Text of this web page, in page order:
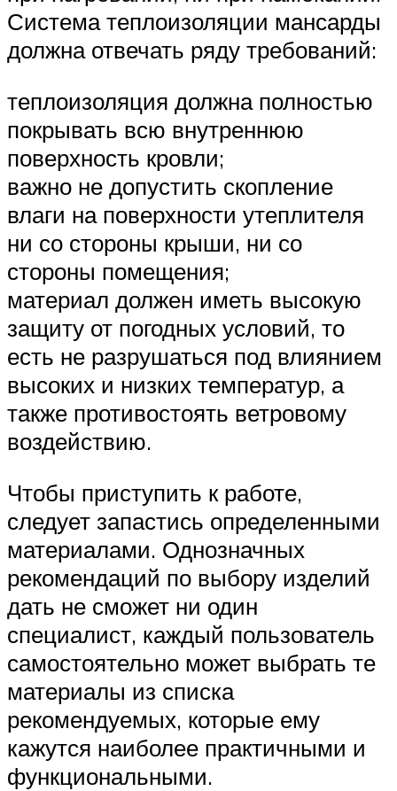
Система теплоизоляции мансарды
должна отвечать ряду требований:
теплоизоляция должна полностью
покрывать всю внутреннюю
поверхность кровли;
важно не допустить скопление
влаги на поверхности утеплителя
ни со стороны крыши, ни со
стороны помещения;
материал должен иметь высокую
защиту от погодных условий, то
есть не разрушаться под влиянием
высоких и низких температур, а
также противостоять ветровому
воздействию.
Чтобы приступить к работе,
следует запастись определенными
материалами. Однозначных
рекомендаций по выбору изделий
дать не сможет ни один
специалист, каждый пользователь
самостоятельно может выбрать те
материалы из списка
рекомендуемых, которые ему
кажутся наиболее практичными и
функциональными.